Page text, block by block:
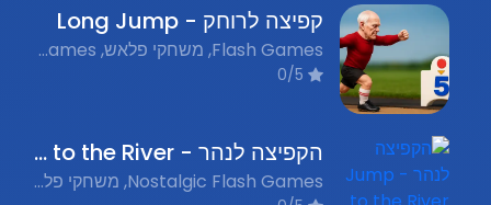
קפיצה לרוחק - Long Jump
Flash Games, משחקי פלאש, Jumping Games, משחקי קפיצה, Sports Games, משחקי ספורט
הקפיצה לנהר - Jump to the River
Nostalgic Flash Games, משחקי פלאש נוסטלגים, Jumping Games, משחקי קפיצה